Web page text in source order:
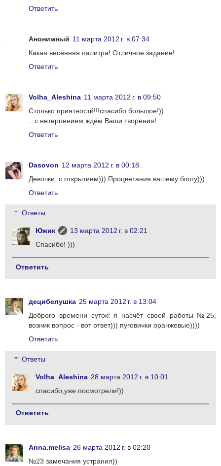
Ответить
Анонимный 11 марта 2012 г. в 07:34
Какая весенняя палитра! Отличное задание!
Ответить
Volha_Aleshina 11 марта 2012 г. в 09:50
Столько приятностй!!!спасибо большое!))
...с нетерпением ждём Ваши творения!
Ответить
Dasovon 12 марта 2012 г. в 00:18
Девочки, с открытием))) Процветания вашему блогу)))
Ответить
Ответы
Южик
13 марта 2012 г. в 02:21
Спасибо! )))
Ответить
децибелушка 25 марта 2012 г. в 13:04
Доброго времени суток! я насчёт своей работы №25,
возник вопрос - вот ответ))) пуговички оранжевые))))
Ответить
Ответы
Volha_Aleshina 28 марта 2012 г. в 10:01
спасибо,уже посмотрели!))
Ответить
Anna.melisa 26 марта 2012 г. в 02:20
№23 замечания устранил))